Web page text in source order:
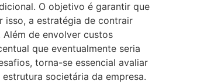
O objetivo é garantir que
isso, a estratégia de contrair
de envolver custos
que eventualmente seria
torna-se essencial avaliar
societária da empresa.